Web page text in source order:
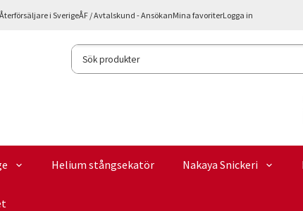
i SverigeÅF / Avtalskund - AnsökanMina favoriterLogga in
Helium stångsekatör Nakaya Snickeri